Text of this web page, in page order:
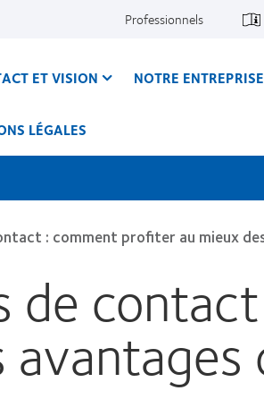
Professionnels
ET VISION NOTRE ENTREPRISE
LÉGALES
: comment profiter au mieux
de